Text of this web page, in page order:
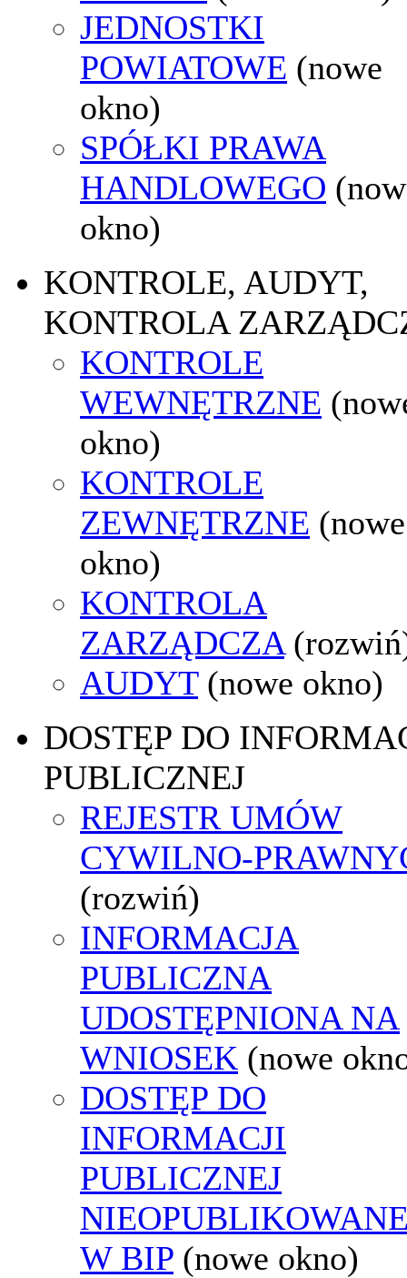
JEDNOSTKI
POWIATOWE (nowe
okno)
SPÓŁKI PRAWA
HANDLOWEGO
okno)
KONTROLE, AUDYT,
KONTROLA
KONTROLE
WEWNĘTRZNE
okno)
KONTROLE
ZEWNĘTRZNE (nowe
okno)
KONTROLA
ZARZĄDCZA
AUDYT (nowe okno)
DOSTĘP DO
PUBLICZNEJ
REJESTR UMÓW
CYWILNO-
(rozwiń)
INFORMACJA
PUBLICZNA
UDOSTĘPNIONA NA
WNIOSEK (nowe
DOSTĘP DO
INFORMACJI
PUBLICZNEJ
W BIP (nowe okno)